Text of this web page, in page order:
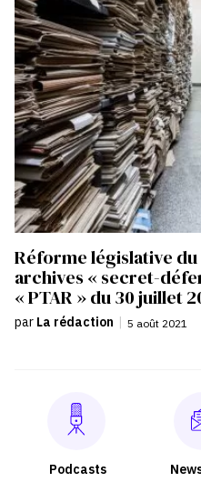
Réforme législative du
archives « secret-
« PTAR » du 30 juillet
par La rédaction 5 août 2021
Podcasts